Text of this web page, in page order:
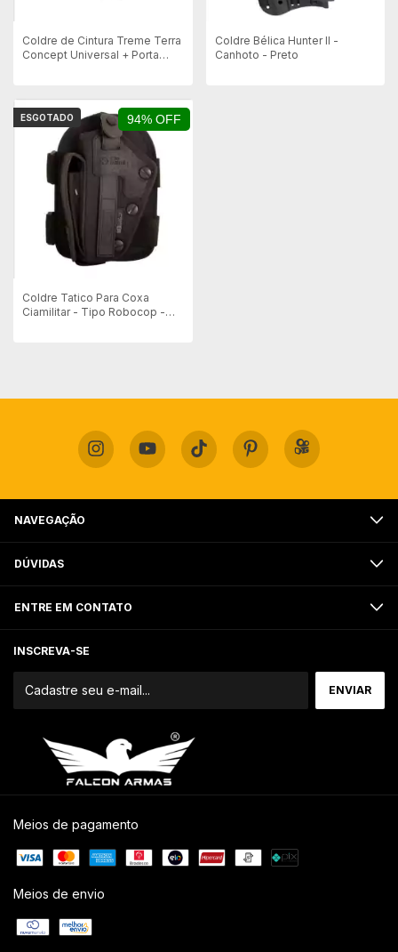
Coldre de Cintura Treme Terra
Concept Universal + Porta
Coldre Bélica Hunter ll -
Canhoto - Preto
94% OFF
ESGOTADO
Coldre Tatico Para Coxa
Ciamilitar - Tipo Robocop -
NAVEGAÇÃO
DÚVIDAS
ENTRE EM CONTATO
INSCREVA-SE
Meios de pagamento
Meios de envio